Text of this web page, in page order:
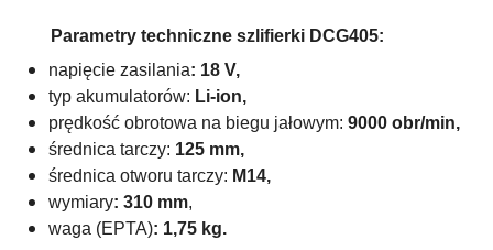
Parametry techniczne szlifierki DCG405:
napięcie zasilania: 18 V,
typ akumulatorów: Li-ion,
prędkość obrotowa na biegu jałowym: 9000 obr/min,
średnica tarczy: 125 mm,
średnica otworu tarczy: M14,
wymiary: 310 mm,
waga (EPTA): 1,75 kg.